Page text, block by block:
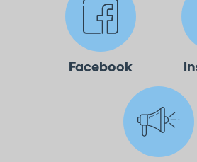
Facebook